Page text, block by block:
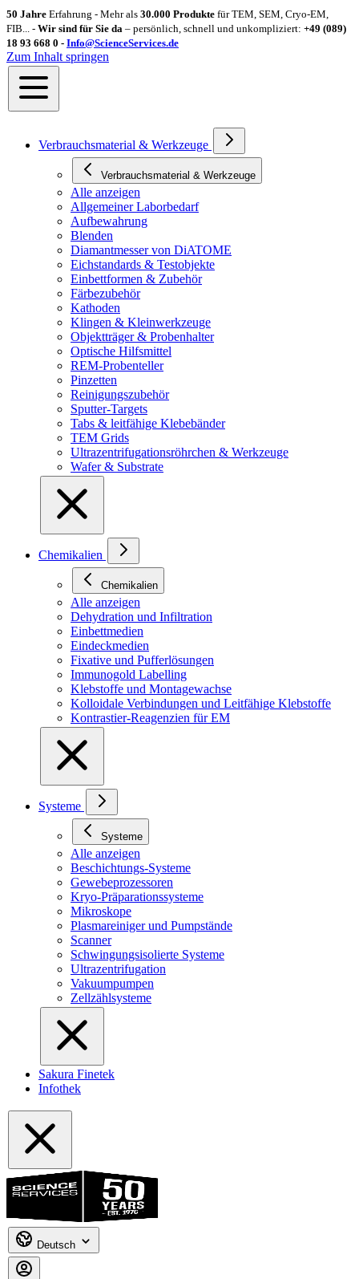
50 Jahre Erfahrung - Mehr als 30.000 Produkte für TEM, SEM, Cryo-EM,
FIB... - Wir sind für Sie da – persönlich, schnell und unkompliziert: +49 (089)
18 93 668 0 - Info@ScienceServices.de
Zum Inhalt springen
Verbrauchsmaterial & Werkzeuge
Verbrauchsmaterial & Werkzeuge
Alle anzeigen
Allgemeiner Laborbedarf
Aufbewahrung
Blenden
Diamantmesser von DiATOME
Eichstandards & Testobjekte
Einbettformen & Zubehör
Färbezubehör
Kathoden
Klingen & Kleinwerkzeuge
Objektträger & Probenhalter
Optische Hilfsmittel
REM-Probenteller
Pinzetten
Reinigungszubehör
Sputter-Targets
Tabs & leitfähige Klebebänder
TEM Grids
Ultrazentrifugationsröhrchen & Werkzeuge
Wafer & Substrate
Chemikalien
Chemikalien
Alle anzeigen
Dehydration und Infiltration
Einbettmedien
Eindeckmedien
Fixative und Pufferlösungen
Immunogold Labelling
Klebstoffe und Montagewachse
Kolloidale Verbindungen und Leitfähige Klebstoffe
Kontrastier-Reagenzien für EM
Systeme
Systeme
Alle anzeigen
Beschichtungs-Systeme
Gewebeprozessoren
Kryo-Präparationssysteme
Mikroskope
Plasmareiniger und Pumpstände
Scanner
Schwingungsisolierte Systeme
Ultrazentrifugation
Vakuumpumpen
Zellzählsysteme
Sakura Finetek
Infothek
Deutsch